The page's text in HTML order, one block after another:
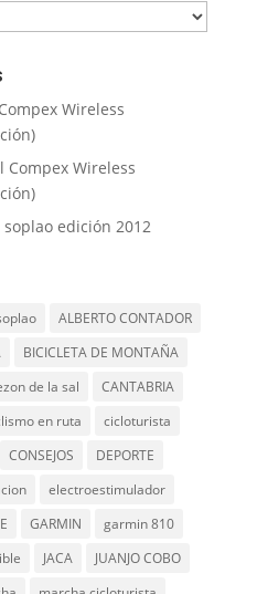
Wireless
Compex Wireless
soplao edición 2012
ALBERTO CONTADOR
BICICLETA DE MONTAÑA
de la sal
CANTABRIA
en ruta
cicloturista
CONSEJOS
DEPORTE
electroestimulador
GARMIN
garmin 810
JACA
JUANJO COBO